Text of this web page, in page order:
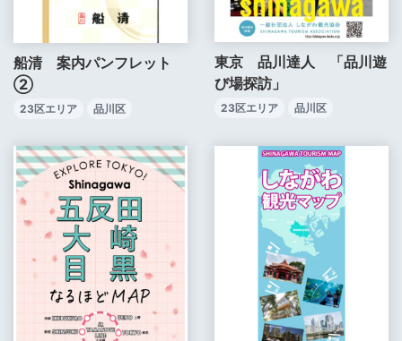
船清 案内パンフレット
②
23区エリア 品川区
東京 品川達人 「品川遊
び場探訪」
23区エリア 品川区